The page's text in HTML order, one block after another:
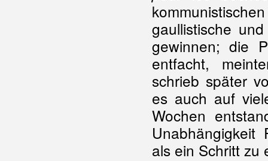
gaullistische
gewinnen; die
entfacht,
schrieb später
es auch auf
Wochen
als ein Schritt zu